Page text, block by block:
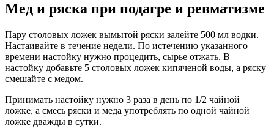
Мед и ряска при подагре и ревматизме
Пару столовых ложек вымытой ряски залейте 500 мл водки.
Настаивайте в течение недели. По истечению указанного
времени настойку нужно процедить, сырье отжать. В
настойку добавьте 5 столовых ложек кипяченой воды, а ряску
смешайте с медом.
Принимать настойку нужно 3 раза в день по 1/2 чайной
ложке, а смесь ряски и меда употреблять по одной чайной
ложке дважды в сутки.